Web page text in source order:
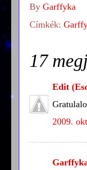
By Garffyka
Címkék:
17
Edit
2009.